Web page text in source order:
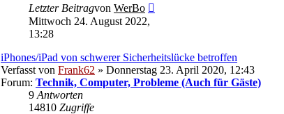
Letzter Beitragvon WerBo
Mittwoch 24. August 2022,
13:28
iPhones/iPad von schwerer Sicherheitslücke betroffen
Verfasst von Frank62 » Donnerstag 23. April 2020, 12:43
Forum: Technik, Computer, Probleme (Auch für Gäste)
9 Antworten
14810 Zugriffe